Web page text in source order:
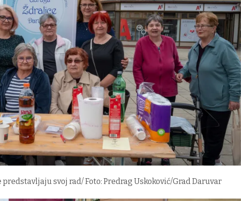
svoj rad/ Foto: Predrag Uskoković/Grad Daruvar